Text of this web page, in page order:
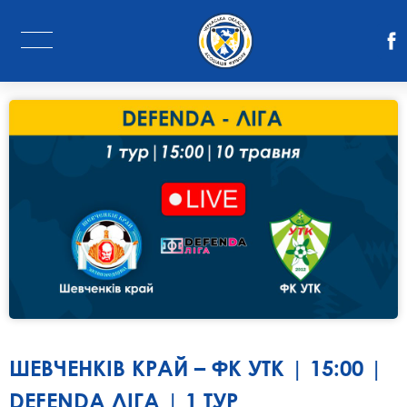
ШЕВЧЕНКІВ КРАЙ – ФК УТК | 15:00 |
DEFENDA ЛІГА | 1 ТУР